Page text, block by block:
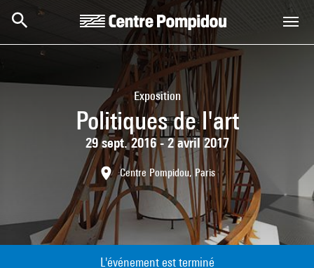
Aller au contenu principal
Centre Pompidou
Exposition
Politiques de l'art
29 sept. 2016 - 2 avril 2017
Centre Pompidou, Paris
L'événement est terminé